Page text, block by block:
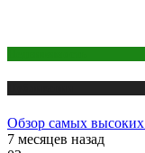
Обзор самых
7 месяцев назад